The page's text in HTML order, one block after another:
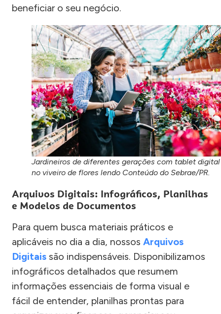
beneficiar o seu negócio.
Jardineiros de diferentes gerações com tablet digital
no viveiro de flores lendo Conteúdo do Sebrae/PR.
Arquivos Digitais: Infográficos, Planilhas
e Modelos de Documentos
Para quem busca materiais práticos e
aplicáveis no dia a dia, nossos Arquivos
Digitais são indispensáveis. Disponibilizamos
infográficos detalhados que resumem
informações essenciais de forma visual e
fácil de entender, planilhas prontas para